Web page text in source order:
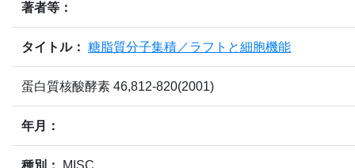
著者等：
タイトル： 糖脂質分子集積／ラフトと細胞機能
蛋白質核酸酵素 46,812-820(2001)
年月：